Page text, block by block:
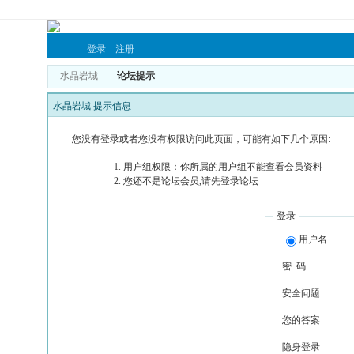
登录 注册
水晶岩城 论坛提示
水晶岩城 提示信息
您没有登录或者您没有权限访问此页面，可能有如下几个原因:
用户组权限：你所属的用户组不能查看会员资料
您还不是论坛会员,请先登录论坛
登录
用户名
密 码
安全问题
您的答案
隐身登录